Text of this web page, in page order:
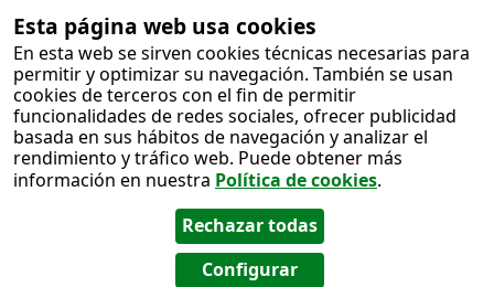
Esta página web usa cookies
En esta web se sirven cookies técnicas necesarias para
permitir y optimizar su navegación. También se usan
cookies de terceros con el fin de permitir
funcionalidades de redes sociales, ofrecer publicidad
basada en sus hábitos de navegación y analizar el
rendimiento y tráfico web. Puede obtener más
información en nuestra Política de cookies.